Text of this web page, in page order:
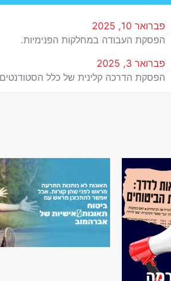
הפסקת העבודה במחלקות הפנימיות.
הפסקת הדרכה קלינית של כלל הסטודנטים